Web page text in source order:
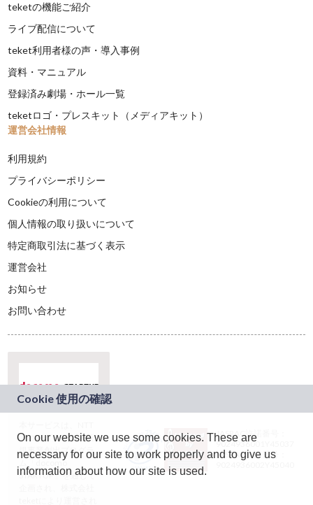
teketの機能ご紹介
ライブ配信について
teket利用者様の声・導入事例
資料・マニュアル
登録済み劇場・ホール一覧
teketロゴ・プレスキット（メディアキット）
運営会社情報
利用規約
プライバシーポリシー
Cookieの利用について
個人情報の取り扱いについて
特定商取引法に基づく表示
運営会社
お知らせ
お問い合わせ
ドコモグループの新
規事業創出プログラ
ム「docomo
STARTUP」を通じて
JASRAC許諾番号：
9024936001Y45037
JASRAC許諾番号：
On our website we use some cookies. These are
necessary for our site to work properly and to give us
information about how our site is used.